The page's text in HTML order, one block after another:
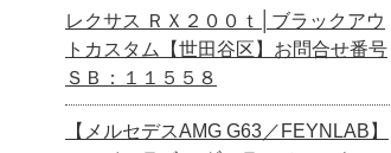
レクサス ＲＸ２００ｔ│ブラックアウ
トカスタム【世田谷区】お問合せ番号
ＳＢ：１１５５８
【メルセデスAMG G63／FEYNLAB】